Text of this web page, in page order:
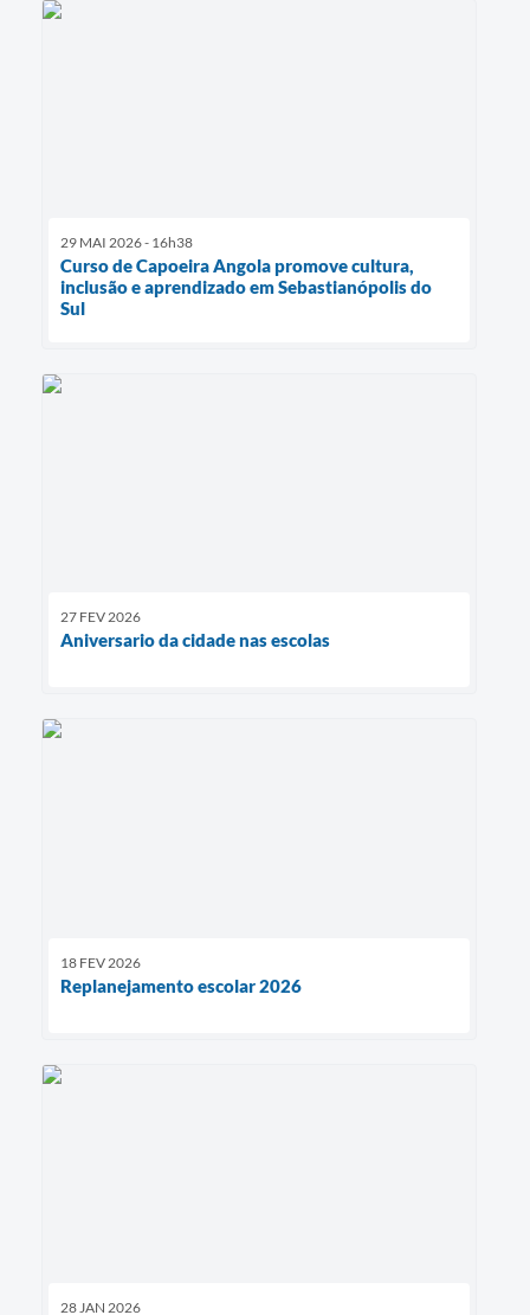
29 MAI 2026 - 16h38
Curso de Capoeira Angola promove cultura,
inclusão e aprendizado em Sebastianópolis do
Sul
27 FEV 2026
Aniversario da cidade nas escolas
18 FEV 2026
Replanejamento escolar 2026
28 JAN 2026